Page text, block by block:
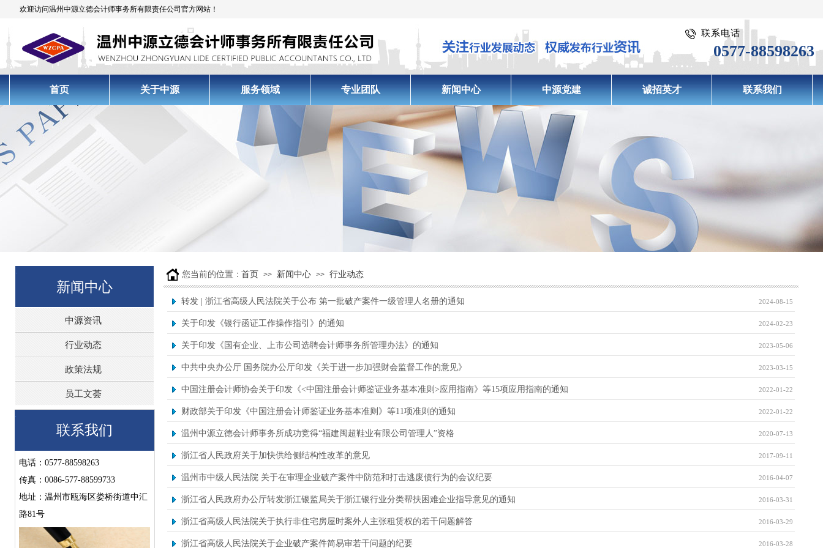
欢迎访问温州中源立德会计师事务所有限责任公司官方网站！
联系电话
0577-88598263
首页 关于中源 服务领域 专业团队 新闻中心 中源党建 诚招英才 联系我们
. 您当前的位置：首页 >> 新闻中心 >> 行业动态
新闻中心
转发 | 浙江省高级人民法院关于公布 第一批破产案件一级管理人名册的通知 2024-08-15
关于印发《银行函证工作操作指引》的通知 2024-02-23
关于印发《国有企业、上市公司选聘会计师事务所管理办法》的通知 2023-05-06
中共中央办公厅 国务院办公厅印发《关于进一步加强财会监督工作的意见》 2023-03-15
中国注册会计师协会关于印发《<中国注册会计师鉴证业务基本准则>应用指南》等15项应用指南的通知 2022-01-22
财政部关于印发《中国注册会计师鉴证业务基本准则》等11项准则的通知 2022-01-22
温州中源立德会计师事务所成功竞得“福建闽超鞋业有限公司管理人”资格 2020-07-13
浙江省人民政府关于加快供给侧结构性改革的意见 2017-09-11
温州市中级人民法院 关于在审理企业破产案件中防范和打击逃废债行为的会议纪要 2016-04-07
浙江省人民政府办公厅转发浙江银监局关于浙江银行业分类帮扶困难企业指导意见的通知 2016-03-31
浙江省高级人民法院关于执行非住宅房屋时案外人主张租赁权的若干问题解答 2016-03-29
浙江省高级人民法院关于企业破产案件简易审若干问题的纪要 2016-03-28
中源资讯
行业动态
政策法规
员工文荟
联系我们
.
电话：0577-88598263
传真：0086-577-88599733
地址：温州市瓯海区娄桥街道中汇
路81号